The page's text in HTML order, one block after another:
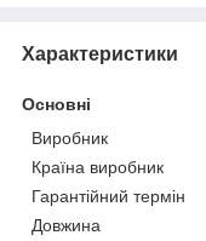
Характеристики
Основні
Виробник
Країна виробник
Гарантійний термін
Довжина